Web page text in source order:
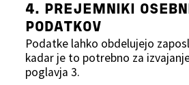
4. PREJEMNIKI
PODATKOV
Podatke lahko obdelujejo
kadar je to potrebno za
poglavja 3.